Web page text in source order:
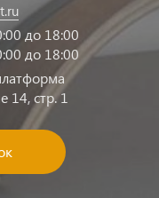
до 18:00
до 18:00
14, стр. 1